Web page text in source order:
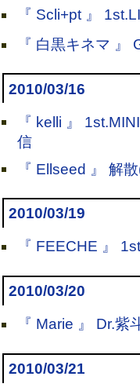
『 Scli+pt 』
『 白黒キネマ 』
2010/03/16
『 kelli 』
信
『 Ellseed 』 解
2010/03/19
『 FEECHE 』
2010/03/20
『 Marie 』 Dr.紫
2010/03/21